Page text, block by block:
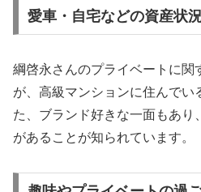
愛車・自宅などの資産状
綱啓永さんのプライベートに関
が、高級マンションに住んでい
た、ブランド好きな一面もあり
があることが知られています。